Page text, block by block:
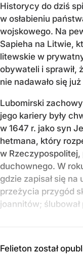
Historycy do dziś
w osłabieniu
wojskowego. Na
Sapieha na Litwie,
litewskie w
obywateli i sprawił,
nie nadawało się
Lubomirski
jego kariery były
w 1647 r. jako syn
hetmana, który
w Rzeczypospolitej,
duchownego. W
gdzie zapisał się
przeżycia przygód
joannitów;
Felieton został